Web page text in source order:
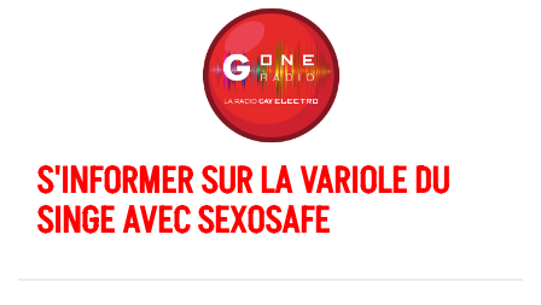
S'INFORMER SUR LA VARIOLE DU
SINGE AVEC SEXOSAFE